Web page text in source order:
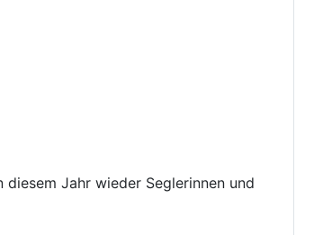
Jahr wieder Seglerinnen und